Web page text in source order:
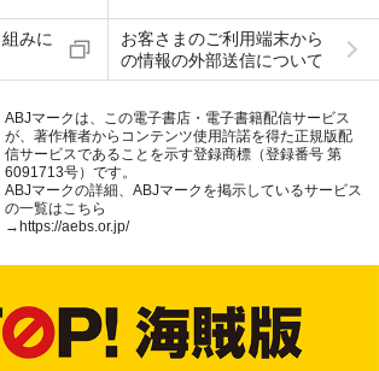
みに
お客さまのご利用端末から
の情報の外部送信について
ABJマークは、この電子書店・電子書籍配信サービス
が、著作権者からコンテンツ使用許諾を得た正規版配
信サービスであることを示す登録商標（登録番号 第
6091713号）です。
ABJマークの詳細、ABJマークを掲示しているサービス
の一覧はこちら
→ https://aebs.or.jp/